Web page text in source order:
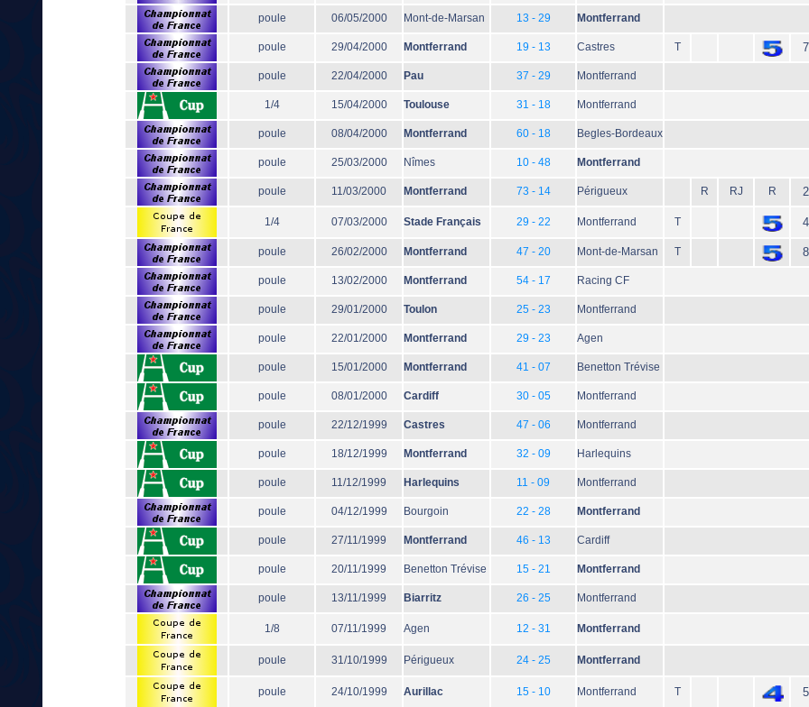
poule 06/05/2000 Mont-de-Marsan 13 - 29 Montferrand
poule 29/04/2000 Montferrand 19 - 13 Castres T
poule 22/04/2000 Pau 37 - 29 Montferrand
1/4 15/04/2000 Toulouse 31 - 18 Montferrand
poule 08/04/2000 Montferrand 60 - 18 Begles-Bordeaux
poule 25/03/2000 Nîmes 10 - 48 Montferrand
poule 11/03/2000 Montferrand 73 - 14 Périgueux R RJ R
1/4 07/03/2000 Stade Français 29 - 22 Montferrand T
poule 26/02/2000 Montferrand 47 - 20 Mont-de-Marsan T
poule 13/02/2000 Montferrand 54 - 17 Racing CF
poule 29/01/2000 Toulon 25 - 23 Montferrand
poule 22/01/2000 Montferrand 29 - 23 Agen
poule 15/01/2000 Montferrand 41 - 07 Benetton Trévise
poule 08/01/2000 Cardiff 30 - 05 Montferrand
poule 22/12/1999 Castres 47 - 06 Montferrand
poule 18/12/1999 Montferrand 32 - 09 Harlequins
poule 11/12/1999 Harlequins 11 - 09 Montferrand
poule 04/12/1999 Bourgoin 22 - 28 Montferrand
poule 27/11/1999 Montferrand 46 - 13 Cardiff
poule 20/11/1999 Benetton Trévise 15 - 21 Montferrand
poule 13/11/1999 Biarritz 26 - 25 Montferrand
1/8 07/11/1999 Agen 12 - 31 Montferrand
poule 31/10/1999 Périgueux 24 - 25 Montferrand
poule 24/10/1999 Aurillac 15 - 10 Montferrand T